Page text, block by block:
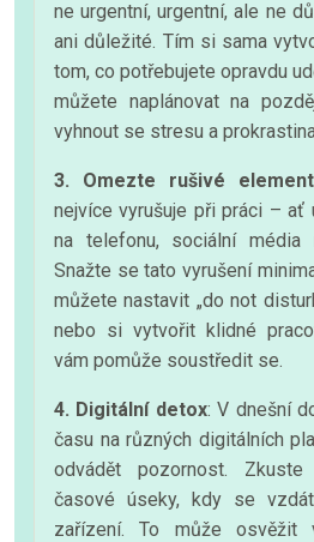
ne urgentní, urgentní, ale ne
ani důležité. Tím si sama
tom, co potřebujete opravdu
můžete naplánovat na
vyhnout se stresu a
3. Omezte rušivé
nejvíce vyrušuje při práci – ať
na telefonu, sociální
Snažte se tato vyrušení
můžete nastavit „do not
nebo si vytvořit klidné
vám pomůže soustředit se.
4. Digitální detox: V dnešní
času na různých digitálních
odvádět pozornost.
časové úseky, kdy se
zařízení. To může osvěžit